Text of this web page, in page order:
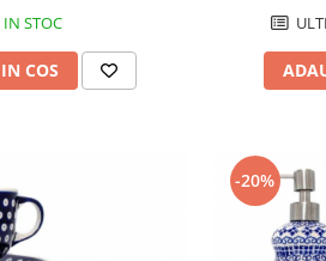
IN STOC
COS
-20%